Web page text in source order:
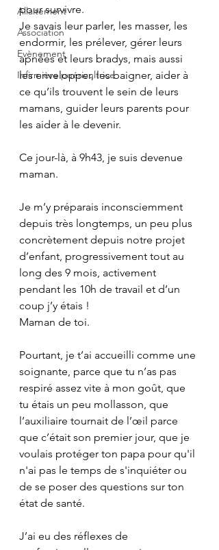
Allaitement
Association
Evènement
Infirmière puéricultrice
pour survivre.
Je savais leur parler, les masser, les
endormir, les prélever, gérer leurs
apnées et leurs bradys, mais aussi
les envelopper, les baigner, aider à
ce qu’ils trouvent le sein de leurs
mamans, guider leurs parents pour
les aider à le devenir.
Ce jour-là, à 9h43, je suis devenue
maman.
Je m’y préparais inconsciemment
depuis très longtemps, un peu plus
concrètement depuis notre projet
d’enfant, progressivement tout au
long des 9 mois, activement
pendant les 10h de travail et d’un
coup j’y étais !
Maman de toi.
Pourtant, je t’ai accueilli comme une
soignante, parce que tu n’as pas
respiré assez vite à mon goût, que
tu étais un peu mollasson, que
l’auxiliaire tournait de l’œil parce
que c’était son premier jour, que je
voulais protéger ton papa pour qu'il
n'ai pas le temps de s'inquiéter ou
de se poser des questions sur ton
état de santé.
J’ai eu des réflexes de